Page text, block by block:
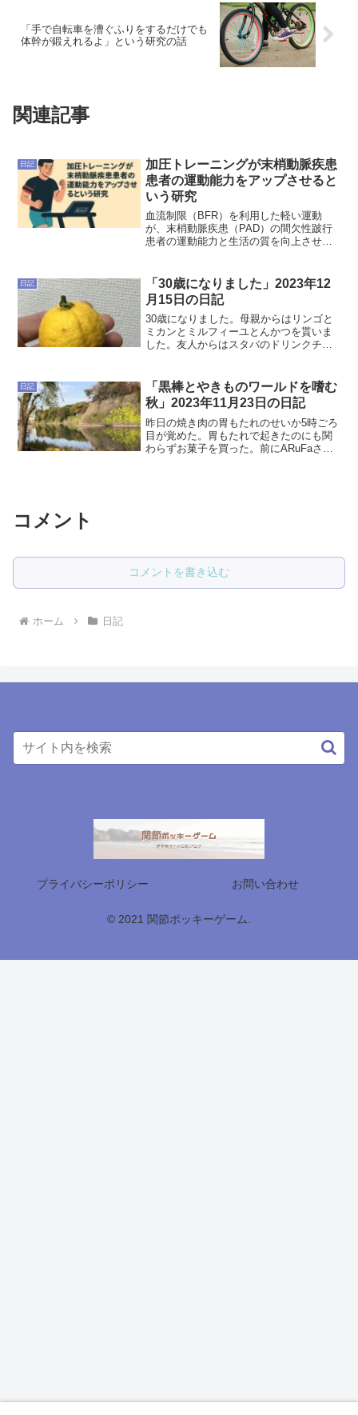
「手で自転車を漕ぐふりをするだけでも
体幹が鍛えれるよ」という研究の話
関連記事
日記
加圧トレーニングが末梢動脈疾患
患者の運動能力をアップさせると
いう研究
血流制限（BFR）を利用した軽い運動
が、末梢動脈疾患（PAD）の間欠性跛行
患者の運動能力と生活の質を向上させる
日記
「30歳になりました」2023年12
月15日の日記
30歳になりました。母親からはリンゴと
ミカンとミルフィーユとんかつを貰いま
した。友人からはスタバのドリンクチケ
に頂いたので今日のお風呂はゆず湯にし
てみました。にぎ...
日記
「黒棒とやきものワールドを嗜む
秋」2023年11月23日の日記
昨日の焼き肉の胃もたれのせいか5時ごろ
目が覚めた。胃もたれで起きたのにも関
わらずお菓子を買った。前にARuFaさん
コメント
コメントを書き込む
ホーム 日記
プライバシーポリシー お問い合わせ
© 2021 関節ポッキーゲーム.